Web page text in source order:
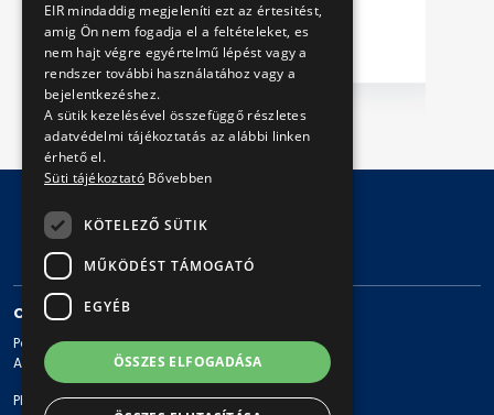
CONTACT
Postal address: 1980 Budapest, Pf. 11.
Address: 1980 Budapest, Akácfa u. 15.
Phone: + 36 1 461-65-00
EIR mindaddig megjeleníti ezt az értesitést,
amig Ön nem fogadja el a feltételeket, es
nem hajt végre egyértelmű lépést vagy a
rendszer további használatához vagy a
bejelentkezéshez.
A sütik kezelésével összefüggő részletes
adatvédelmi tájékoztatás az alábbi linken
érhető el.
Süti tájékoztató Bővebben
KÖTELEZŐ SÜTIK
MŰKÖDÉST TÁMOGATÓ
EGYÉB
ÖSSZES ELFOGADÁSA